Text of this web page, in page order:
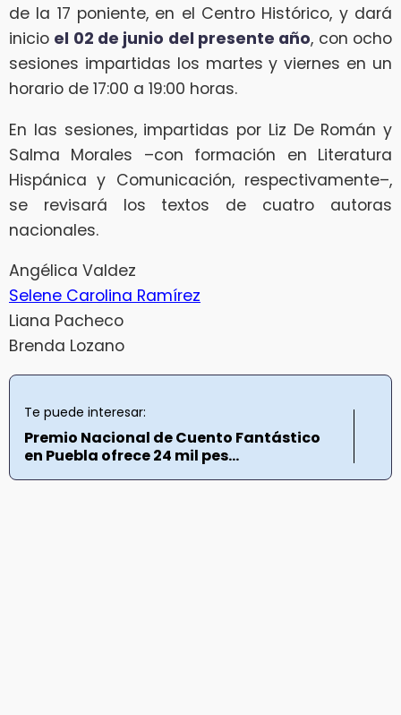
de la 17 poniente, en el Centro Histórico, y dará
inicio el 02 de junio del presente año, con ocho
sesiones impartidas los martes y viernes en un
horario de 17:00 a 19:00 horas.
En las sesiones, impartidas por Liz De Román y
Salma Morales –con formación en Literatura
Hispánica y Comunicación, respectivamente–,
se revisará los textos de cuatro autoras
nacionales.
Angélica Valdez
Selene Carolina Ramírez
Liana Pacheco
Brenda Lozano
Te puede interesar:
Premio Nacional de Cuento Fantástico
en Puebla ofrece 24 mil pes...